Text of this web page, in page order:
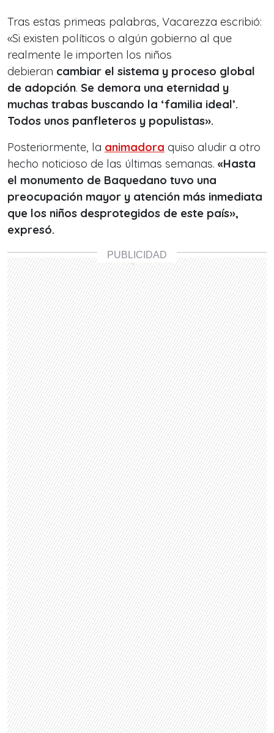
Tras estas primeas palabras, Vacarezza escribió:
«Si existen políticos o algún gobierno al que
realmente le importen los niños
debieran cambiar el sistema y proceso global
de adopción. Se demora una eternidad y
muchas trabas buscando la ‘familia ideal’.
Todos unos panfleteros y populistas».
Posteriormente, la animadora quiso aludir a otro
hecho noticioso de las últimas semanas. «Hasta
el monumento de Baquedano tuvo una
preocupación mayor y atención más inmediata
que los niños desprotegidos de este país»,
expresó.